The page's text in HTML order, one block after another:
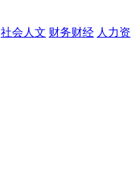
社会人文 财务财经 人力资